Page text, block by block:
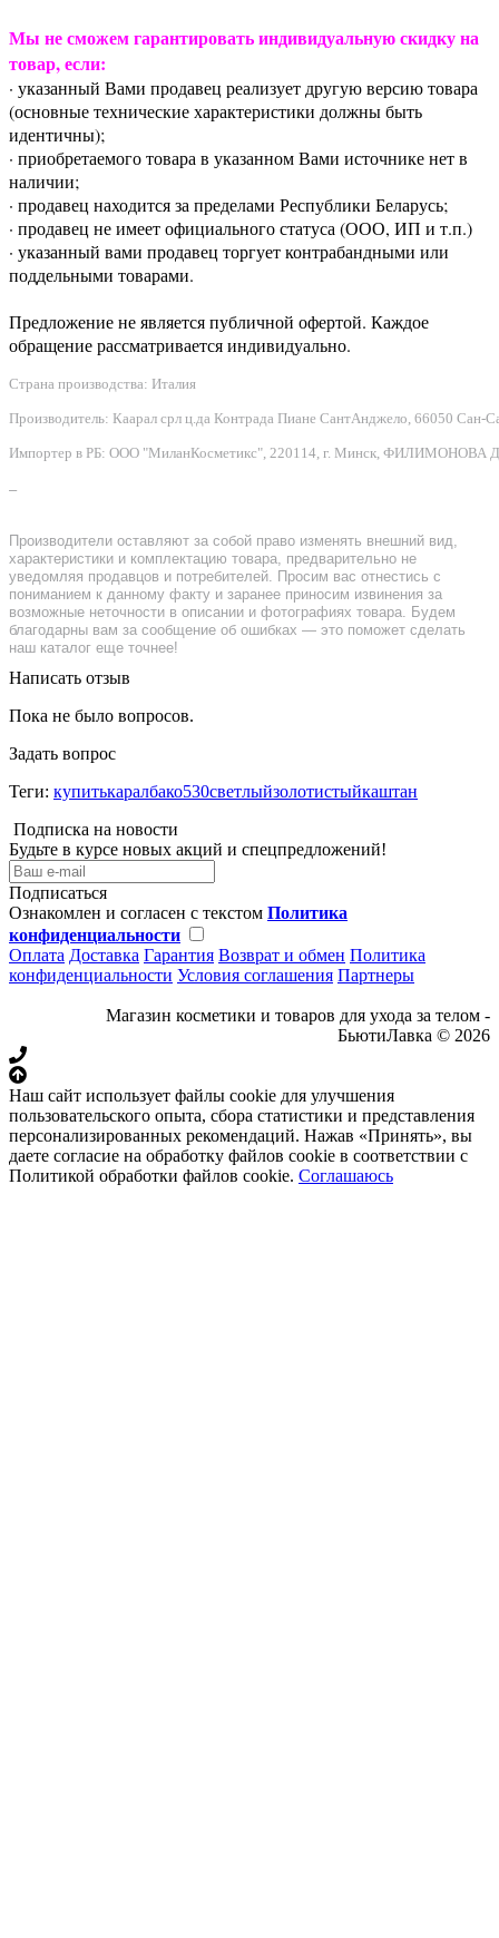
Мы не сможем гарантировать индивидуальную скидку на
товар, если:
· указанный Вами продавец реализует другую версию товара
(основные технические характеристики должны быть
идентичны);
· приобретаемого товара в указанном Вами источнике нет в
наличии;
· продавец находится за пределами Республики Беларусь;
· продавец не имеет официального статуса (ООО, ИП и т.п.)
· указанный вами продавец торгует контрабандными или
поддельными товарами.
Предложение не является публичной офертой. Каждое
обращение рассматривается индивидуально.
Страна производства: Италия
Производитель: Каарал срл ц.да Контрада Пиане СантАнджело, 66050 Сан-
Импортер в РБ: ООО "МиланКосметикс", 220114, г. Минск, ФИЛИМОНОВА
–
Производители оставляют за собой право изменять внешний вид,
характеристики и комплектацию товара, предварительно не
уведомляя продавцов и потребителей. Просим вас отнестись с
пониманием к данному факту и заранее приносим извинения за
возможные неточности в описании и фотографиях товара. Будем
благодарны вам за сообщение об ошибках — это поможет сделать
наш каталог еще точнее!
Написать отзыв
Пока не было вопросов.
Задать вопрос
Теги: купитькаралбако530светлыйзолотистыйкаштан
Подписка на новости
Будьте в курсе новых акций и спецпредложений!
Подписаться
Ознакомлен и согласен с текстом Политика
конфиденциальности
Оплата Доставка Гарантия Возврат и обмен Политика
конфиденциальности Условия соглашения Партнеры
Магазин косметики и товаров для ухода за телом -
БьютиЛавка © 2026
Наш сайт использует файлы cookie для улучшения
пользовательского опыта, сбора статистики и представления
персонализированных рекомендаций. Нажав «Принять», вы
даете согласие на обработку файлов cookie в соответствии с
Политикой обработки файлов cookie. Соглашаюсь